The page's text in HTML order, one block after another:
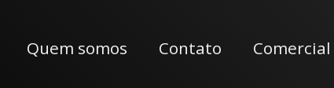
Quem somos Contato Comercial